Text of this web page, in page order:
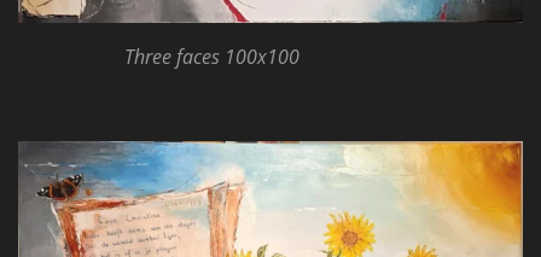
Three faces 100x100